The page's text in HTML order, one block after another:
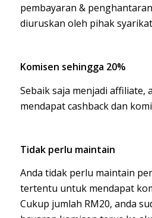
pembayaran &
diuruskan oleh pihak
Komisen sehingga 20%
Sebaik saja menjadi affiliate,
mendapat cashback dan
Tidak perlu maintain
Anda tidak perlu maintain
tertentu untuk mendapat
Cukup jumlah RM20, anda